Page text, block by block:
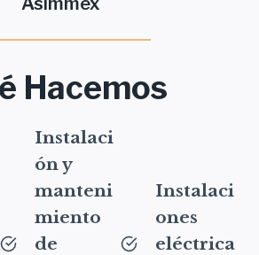
Hacemos
Instalaci
ón y
manteni
miento
de
Instalaci
ones
eléctrica